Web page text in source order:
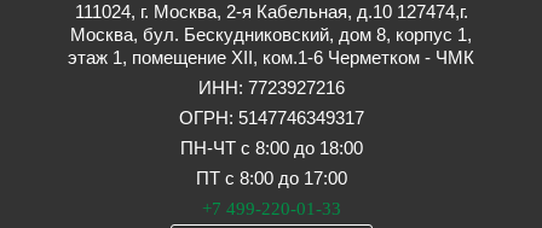
111024, г. Москва, 2-я Кабельная, д.10 127474,г.
Москва, бул. Бескудниковский, дом 8, корпус 1,
этаж 1, помещение XII, ком.1-6 Черметком - ЧМК
ИНН: 7723927216
ОГРН: 5147746349317
ПН-ЧТ с 8:00 до 18:00
ПТ с 8:00 до 17:00
+7 499-220-01-33